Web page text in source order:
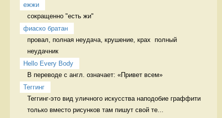
ежжи
сокращенно "есть жи"
фиаско братан
провал, полная неудача, крушение, крах  полный
неудачник
Hello Every Body
В переводе с англ. означает: «Привет всем»
Теггинг
Теггинг-это вид уличного искусства наподобие граффити
только вместо рисунков там пишут свой те...